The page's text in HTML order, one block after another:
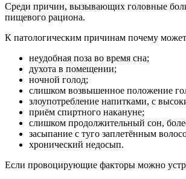
Среди причин, вызывающих головные боли
пищевого рациона.
К патологическим причинам почему может
неудобная поза во время сна;
духота в помещении;
ночной голод;
слишком возвышенное положение
злоупотребление напитками, с
приём спиртного накануне;
слишком продолжительный сон,
засыпание с туго заплетённым
хронический недосып.
Если провоцирующие факторы можно